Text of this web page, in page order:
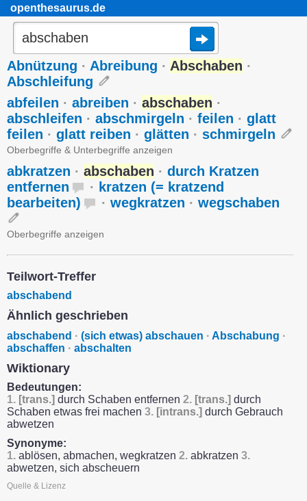
openthesaurus.de
Abnützung · Abreibung · Abschaben ·
Abschleifung
abfeilen · abreiben · abschaben ·
abschleifen · abschmirgeln · feilen · glatt
feilen · glatt reiben · glätten · schmirgeln
Oberbegriffe & Unterbegriffe anzeigen
abkratzen · abschaben · durch Kratzen
entfernen
· kratzen (= kratzend
bearbeiten)
· wegkratzen · wegschaben
Oberbegriffe anzeigen
Teilwort-Treffer
abschabend
Ähnlich geschrieben
abschabend · (sich etwas) abschauen · Abschabung ·
abschaffen · abschalten
Wiktionary
Bedeutungen:
1. [trans.] durch Schaben entfernen 2. [trans.] durch
Schaben etwas frei machen 3. [intrans.] durch Gebrauch
abwetzen
Synonyme:
1. ablösen, abmachen, wegkratzen 2. abkratzen 3.
abwetzen, sich abscheuern
Quelle & Lizenz